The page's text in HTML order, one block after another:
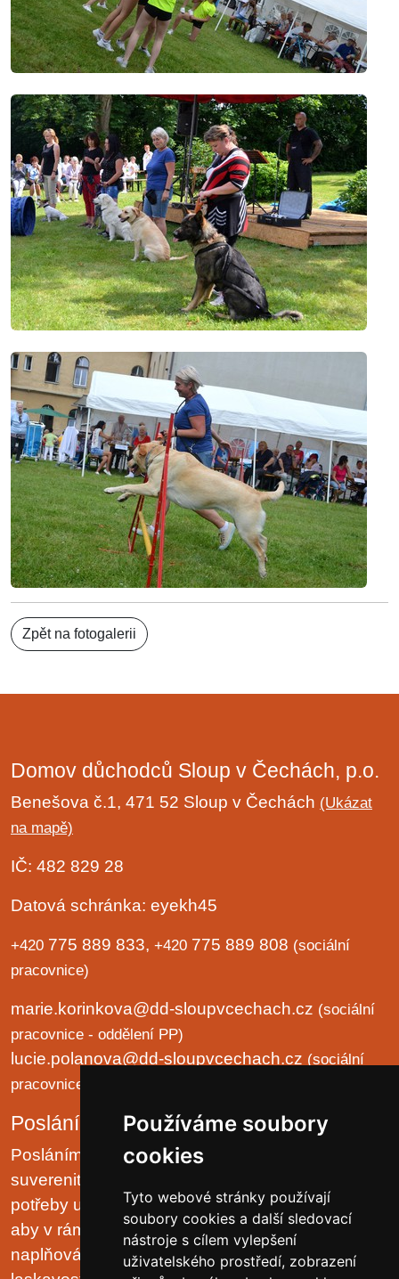
Používáme soubory
cookies
Tyto webové stránky používají
soubory cookies a další sledovací
nástroje s cílem vylepšení
uživatelského prostředí, zobrazení
Zpět na fotogalerii
Domov důchodců Sloup v Čechách, p.o.
Benešova č.1, 471 52 Sloup v Čechách (Ukázat
na mapě)
IČ: 482 829 28
Datová schránka: eyekh45
+420 775 889 833, +420 775 889 808 (sociální
pracovnice)
marie.korinkova@dd-sloupvcechach.cz (sociální
pracovnice - oddělení PP)
lucie.polanova@dd-sloupvcechach.cz (sociální
pracovnice - oddělení B a LP)
Poslání organizace
Posláním domova je chránit lidská práva a
suverenitu uživatelů. Zjišťovat a zajišťovat životní
potřeby uživatelů v prostředí malých komunit tak,
aby v rámci možností pobytového zařízení, jejich
naplňování plynulo přirozeně, v klidu, trpělivě a s